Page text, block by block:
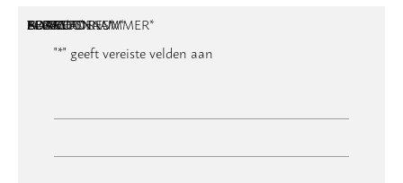
"*" geeft vereiste velden aan
NAAM*
BEDRIJFSNAAM*
E-MAILADRES*
TELEFOONNUMMER*
POSTCODE
ADRES
BERICHT*